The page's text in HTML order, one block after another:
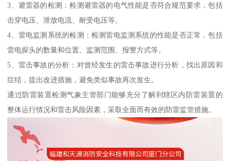
3、避雷器的检测：检测避雷器的电气性能是否符合规范要求，包括
击穿电压、泄放电流、耐受电压等。
4、雷电监测系统的检测：检测雷电监测系统的性能是否正常，包括
雷电探头的数量和位置、监测范围、报警方式等。
5、雷击事故的分析：对曾经发生的雷击事故进行分析，找出原因和
症结，提出改进措施，避免类似事故再次发生。
通过防雷装置检测气象主管部门能够充分了解到辖区内防雷装置的
整体运行情况和雷击风险因素，采取全面而有效的防雷监管措施。